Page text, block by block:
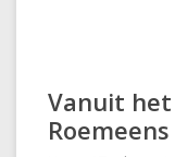
Vanuit